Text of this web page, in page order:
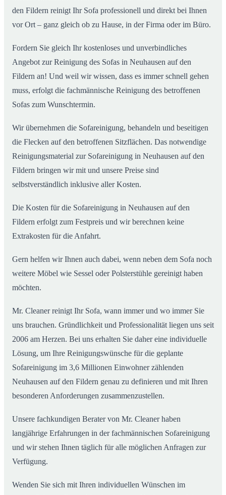
den Fildern reinigt Ihr Sofa professionell und direkt bei Ihnen
vor Ort – ganz gleich ob zu Hause, in der Firma oder im Büro.
Fordern Sie gleich Ihr kostenloses und unverbindliches
Angebot zur Reinigung des Sofas in Neuhausen auf den
Fildern an! Und weil wir wissen, dass es immer schnell gehen
muss, erfolgt die fachmännische Reinigung des betroffenen
Sofas zum Wunschtermin.
Wir übernehmen die Sofareinigung, behandeln und beseitigen
die Flecken auf den betroffenen Sitzflächen. Das notwendige
Reinigungsmaterial zur Sofareinigung in Neuhausen auf den
Fildern bringen wir mit und unsere Preise sind
selbstverständlich inklusive aller Kosten.
Die Kosten für die Sofareinigung in Neuhausen auf den
Fildern erfolgt zum Festpreis und wir berechnen keine
Extrakosten für die Anfahrt.
Gern helfen wir Ihnen auch dabei, wenn neben dem Sofa noch
weitere Möbel wie Sessel oder Polsterstühle gereinigt haben
möchten.
Mr. Cleaner reinigt Ihr Sofa, wann immer und wo immer Sie
uns brauchen. Gründlichkeit und Professionalität liegen uns seit
2006 am Herzen. Bei uns erhalten Sie daher eine individuelle
Lösung, um Ihre Reinigungswünsche für die geplante
Sofareinigung im 3,6 Millionen Einwohner zählenden
Neuhausen auf den Fildern genau zu definieren und mit Ihren
besonderen Anforderungen zusammenzustellen.
Unsere fachkundigen Berater von Mr. Cleaner haben
langjährige Erfahrungen in der fachmännischen Sofareinigung
und wir stehen Ihnen täglich für alle möglichen Anfragen zur
Verfügung.
Wenden Sie sich mit Ihren individuellen Wünschen im